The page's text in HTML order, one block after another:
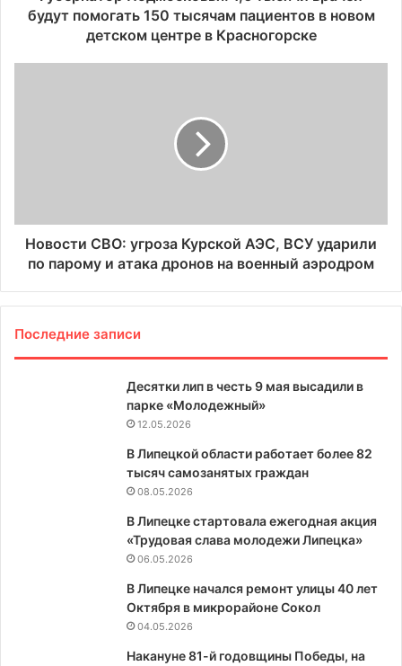
будут помогать 150 тысячам пациентов в новом
детском центре в Красногорске
Новости СВО: угроза Курской АЭС, ВСУ ударили
по парому и атака дронов на военный аэродром
Последние записи
Десятки лип в честь 9 мая высадили в
парке «Молодежный»
12.05.2026
В Липецкой области работает более 82
тысяч самозанятых граждан
08.05.2026
В Липецке стартовала ежегодная акция
«Трудовая слава молодежи Липецка»
06.05.2026
В Липецке начался ремонт улицы 40 лет
Октября в микрорайоне Сокол
04.05.2026
Накануне 81-й годовщины Победы, на